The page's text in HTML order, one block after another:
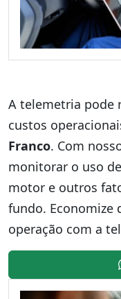
A telemetria pode
custos
Franco. Com
monitorar o uso
motor e outros
fundo. Economize
operação com a